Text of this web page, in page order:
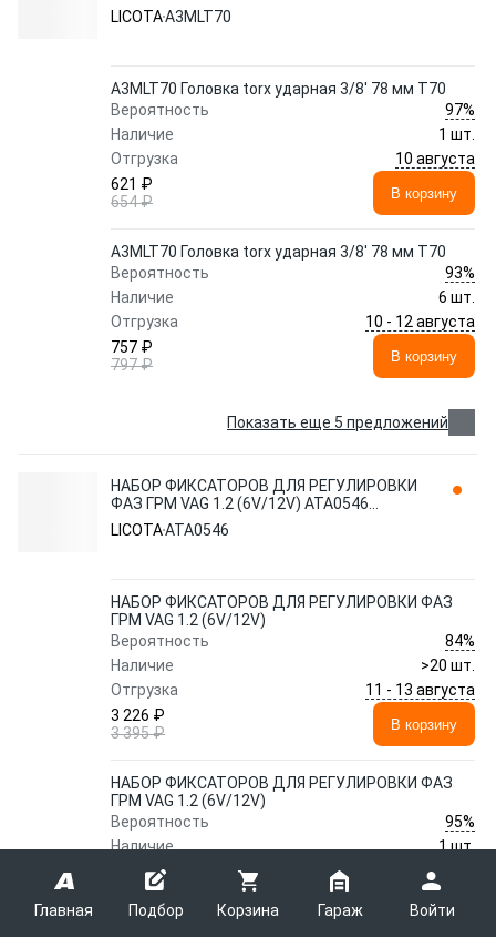
Главная Подбор Корзина Гараж Войти
LICOTAA3MLT70
A3MLT70 Головка torx ударная 3/8' 78 мм T70
Вероятность
97%
Наличие
1 шт.
Отгрузка
10 августа
621 ₽
654 ₽
В корзину
A3MLT70 Головка torx ударная 3/8' 78 мм T70
Вероятность
93%
Наличие
6 шт.
Отгрузка
10 - 12 августа
757 ₽
797 ₽
В корзину
Показать еще 5 предложений
НАБОР ФИКСАТОРОВ ДЛЯ РЕГУЛИРОВКИ
ФАЗ ГРМ VAG 1.2 (6V/12V) ATA0546
LICOTA
LICOTAATA0546
НАБОР ФИКСАТОРОВ ДЛЯ РЕГУЛИРОВКИ ФАЗ
ГРМ VAG 1.2 (6V/12V)
Вероятность
84%
Наличие
>20 шт.
Отгрузка
11 - 13 августа
3 226 ₽
3 395 ₽
В корзину
НАБОР ФИКСАТОРОВ ДЛЯ РЕГУЛИРОВКИ ФАЗ
ГРМ VAG 1.2 (6V/12V)
Вероятность
95%
Наличие
1 шт.
Отгрузка
8 - 10 августа
4 595 ₽
4 837 ₽
В корзину